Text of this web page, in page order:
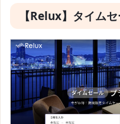
【Relux】タイム